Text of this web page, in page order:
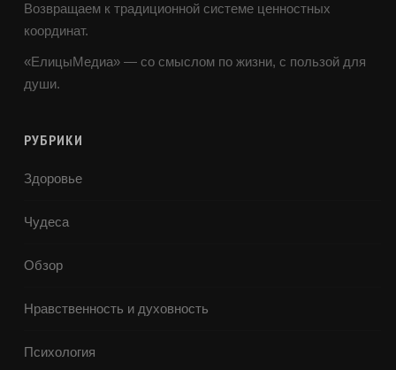
Возвращаем к традиционной системе ценностных
координат.
«ЕлицыМедиа» — со смыслом по жизни, с пользой для
души.
РУБРИКИ
Здоровье
Чудеса
Обзор
Нравственность и духовность
Психология